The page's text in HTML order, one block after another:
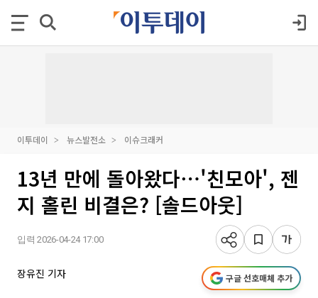
이투데이 뉴스발전소 이슈크래커
13년 만에 돌아왔다⋯'친모아', 젠
지 홀린 비결은? [솔드아웃]
입력 2026-04-24 17:00
장유진 기자 구글 선호매체 추가